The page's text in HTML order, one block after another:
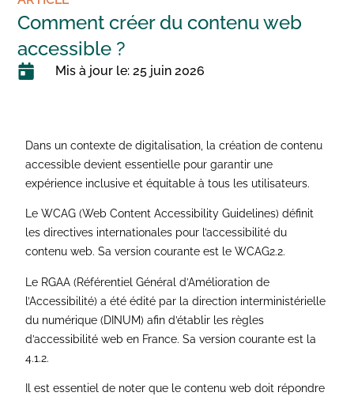
Comment créer du contenu web
accessible ?
Mis à jour le: 25 juin 2026
Dans un contexte de digitalisation, la création de contenu
accessible devient essentielle pour garantir une
expérience inclusive et équitable à tous les utilisateurs.
Le WCAG (Web Content Accessibility Guidelines) définit
les directives internationales pour l’accessibilité du
contenu web. Sa version courante est le WCAG2.2.
Le RGAA (Référentiel Général d’Amélioration de
l’Accessibilité) a été édité par la direction interministérielle
du numérique (DINUM) afin d’établir les règles
d’accessibilité web en France. Sa version courante est la
4.1.2.
Il est essentiel de noter que le contenu web doit répondre